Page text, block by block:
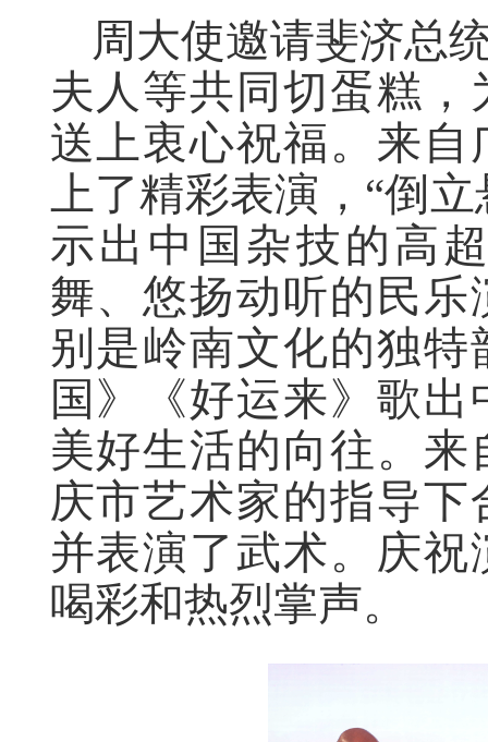
周大使邀请斐济总
夫人等共同切蛋糕，
送上衷心祝福。来
上了精彩表演， “倒
示出中国杂技的高
舞、悠扬动听的民
别是岭南文化的独
国》《好运来》歌
美好生活的向往。来
庆市艺术家的指导
并表演了武术。庆
喝彩和热烈掌声。